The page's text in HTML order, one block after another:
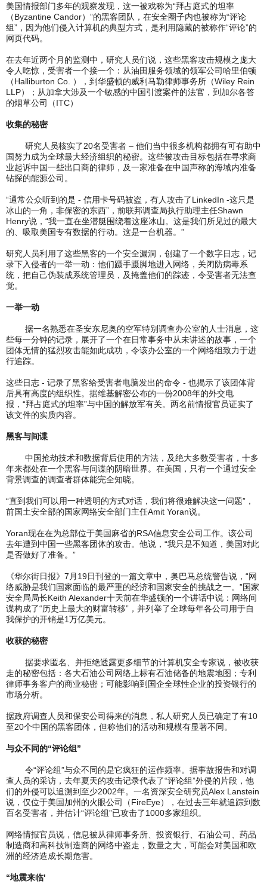
美国情报部门多年的观察发现，这一被戏称为“拜占庭式的坦率
（Byzantine Candor）”的黑客团队，在安全圈子内也被称为“评论
组”，因为他们侵入计算机的典型方式，是利用隐藏的被称作“评论”的
网页代码。
在去年近两个月的监测中，研究人员们说，这些黑客攻击规模之庞大
令人吃惊，受害者一个接一个：从油田服务领域的领军公司哈里伯顿
（Halliburton Co. ），到华盛顿的威利马勒律师事务所（Wiley Rein
LLP）；从加拿大涉及一个敏感的中国引渡案件的法官，到加尔各答
的烟草公司（ITC）
收集的秘密
研究人员核实了20名受害者 – 他们当中很多机构都拥有可有助中
国努力成为全球最大经济组织的秘密。这些被攻击目标包括在寻求商
业起诉中国一些出口商的律师，及一家准备在中国声称的海域内准备
钻探的能源公司。
“通常公众听到的是 - 信用卡号码被盗，有人攻击了LinkedIn -这只是
冰山的一角，非保密的东西”，前联邦调查局执行助理主任Shawn
Henry说，“我一直在坐潜艇围绕着这座冰山。这是我们所见过的最大
的、吸取美国专有数据的行动。这是一台机器。”
研究人员利用了这些黑客的一个安全漏洞，创建了一个数字日志，记
录下入侵者的一举一动：他们蹑手蹑脚地进入网络，关闭防病毒系
统，把自己伪装成系统管理员，及掩盖他们的踪迹，令受害者无法查
觉。
一举一动
据一名熟悉在圣安东尼奥的空军特别调查办公室的人士消息，这
些每一分钟的记录，展开了一个在日常事务中从未讲述的故事，一个
团体无情的猛烈攻击能如此成功，令该办公室的一个网络组致力于进
行追踪。
这些日志 - 记录了黑客给受害者电脑发出的命令 - 也揭示了该团体背
后具有高度的组织性。据维基解密公布的一份2008年的外交电
报，“拜占庭式的坦率”与中国的解放军有关。两名前情报官员证实了
该文件的实质内容。
黑客与间谍
中国抢劫技术和数据背后使用的方法，及绝大多数受害者，十多
年来都处在一个黑客与间谍的阴暗世界。在美国，只有一个通过安全
背景调查的调查者群体能完全知晓。
“直到我们可以用一种透明的方式对话，我们将很难解决这一问题”，
前国土安全部的国家网络安全部门主任Amit Yoran说。
Yoran现在在为总部位于美国麻省的RSA信息安全公司工作。该公司
去年遭到中国一些黑客团体的攻击。他说，“我只是不知道，美国对此
是否做好了准备。”
《华尔街日报》7月19日刊登的一篇文章中，奥巴马总统警告说，“网
络威胁是我们国家面临的最严重的经济和国家安全的挑战之一。”国家
安全局局长Keith Alexander十天前在华盛顿的一个讲话中说：网络间
谍构成了“历史上最大的财富转移”，并列举了全球每年各公司用于自
我保护的开销是1万亿美元。
收获的秘密
据要求匿名、并拒绝透露更多细节的计算机安全专家说，被收获
走的秘密包括：各大石油公司网络上标有石油储备的地震地图；专利
律师事务客户的商业秘密；可能影响到国企全球性企业的投资银行的
市场分析。
据政府调查人员和保安公司得来的消息，私人研究人员已确定了有10
至20个中国的黑客团体，但称他们的活动和规模有显著不同。
与众不同的“评论组”
令“评论组”与众不同的是它疯狂的运作频率。据事故报告和对调
查人员的采访，去年夏天的攻击记录代表了“评论组”外侵的片段，他
们的外侵可以追溯到至少2002年。一名资深安全研究员Alex Lanstein
说，仅位于美国加州的火眼公司（FireEye），在过去三年就追踪到数
百名受害者，并估计“评论组”已攻击了1000多家组织。
网络情报官员说，信息被从律师事务所、投资银行、石油公司、药品
制造商和高科技制造商的网络中盗走，数量之大，可能会对美国和欧
洲的经济造成长期危害。
“地震来临'